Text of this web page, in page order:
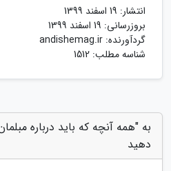
انتشار: 19 اسفند 1399
بروزرسانی: 19 اسفند 1399
گردآورنده: andishemag.ir
شناسه مطلب: 1512
به "همه آنچه که باید درباره
دهید